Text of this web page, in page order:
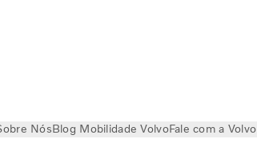
NósBlog Mobilidade VolvoFale com a Volvo